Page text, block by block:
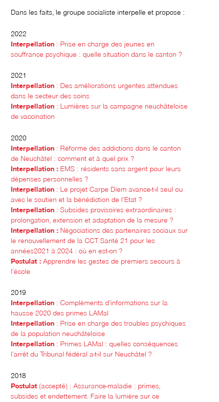
Dans les faits, le groupe socialiste interpelle et propose :
2022
Interpellation : Prise en charge des jeunes en
souffrance psychique : quelle situation dans le canton ?
2021
Interpellation : Des améliorations urgentes attendues
dans le secteur des soins
Interpellation : Lumières sur la campagne neuchâteloise
de vaccination
2020
Interpellation : Réforme des addictions dans le canton
de Neuchâtel : comment et à quel prix ?
Interpellation : EMS : résidents sans argent pour leurs
dépenses personnelles ?
Interpellation : Le projet Carpe Diem avance-t-il seul ou
avec le soutien et la bénédiction de l’Etat ?
Interpellation : Subsides provisoires extraordinaires :
prolongation, extension et adaptation de la mesure ?
Interpellation : Négociations des partenaires sociaux sur
le renouvellement de la CCT Santé 21 pour les
années2021 à 2024 : où en est-on ?
Postulat : Apprendre les gestes de premiers secours à
l’école
2019
Interpellation : Compléments d’informations sur la
hausse 2020 des primes LAMal
Interpellation : Prise en charge des troubles psychiques
de la population neuchâteloise
Interpellation : Primes LAMal : quelles conséquences
l’arrêt du Tribunal fédéral a-t-il sur Neuchâtel ?
2018
Postulat(accepté) : Assurance-maladie : primes,
subsides et endettement. Faire la lumière sur ce